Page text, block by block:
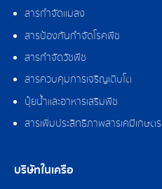
สารกำจัดแมลง
สารป้องกันกำจัดโรคพืช
สารกำจัดวัชพืช
สารควบคุมการเจริญเติบโต
ปุ๋ยน้ำและอาหารเสริมพืช
สารเพิ่มประสิทธิภาพสารเคมีเกษตร
บริษัทในเครือ